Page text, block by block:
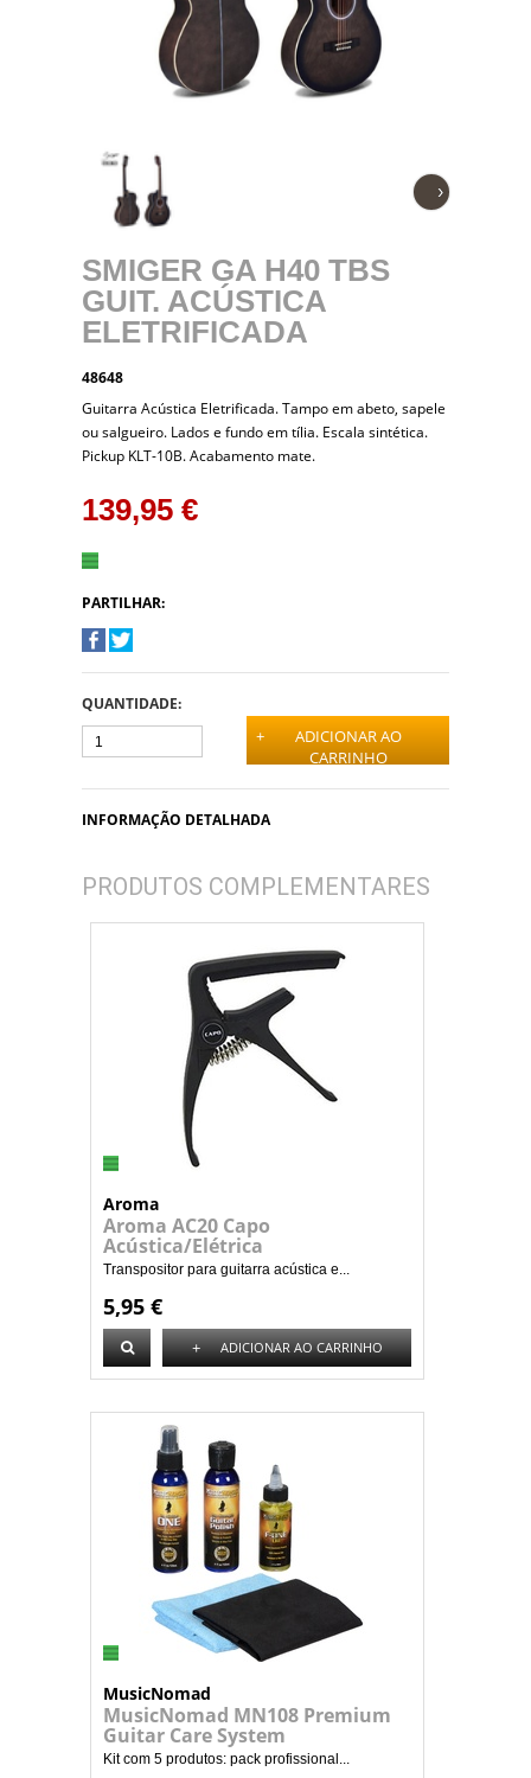
›
SMIGER GA H40 TBS
GUIT. ACÚSTICA
ELETRIFICADA
48648
Guitarra Acústica Eletrificada. Tampo em abeto, sapele
ou salgueiro. Lados e fundo em tília. Escala sintética.
Pickup KLT-10B. Acabamento mate.
139,95 €
PARTILHAR:
QUANTIDADE:
+
ADICIONAR AO
CARRINHO
INFORMAÇÃO DETALHADA
PRODUTOS COMPLEMENTARES
Aroma
Aroma AC20 Capo
Acústica/Elétrica
Transpositor para guitarra acústica e...
5,95 €
+ ADICIONAR AO CARRINHO
MusicNomad
MusicNomad MN108 Premium
Guitar Care System
Kit com 5 produtos: pack profissional...